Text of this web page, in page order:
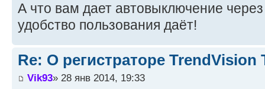
А что вам дает автовыключение через
удобство пользования даёт!
Re: О регистраторе TrendVision
Vik93» 28 янв 2014, 19:33